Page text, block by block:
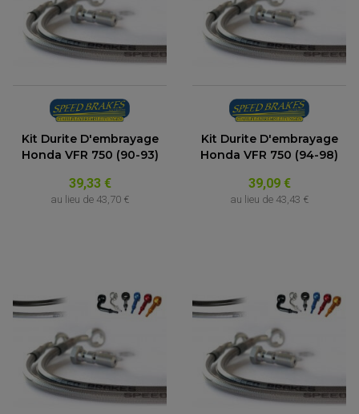
Kit Durite D'embrayage
Honda VFR 750 (90-93)
39,33 €
au lieu de 43,70 €
Kit Durite D'embrayage
Honda VFR 750 (94-98)
39,09 €
au lieu de 43,43 €